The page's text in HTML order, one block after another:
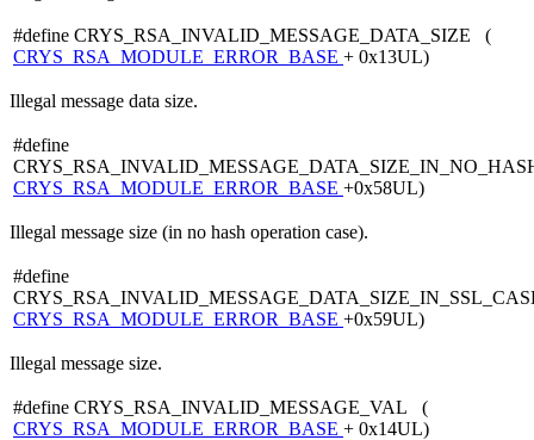
#define CRYS_RSA_INVALID_MESSAGE_DATA_SIZE (
CRYS_RSA_MODULE_ERROR_BASE + 0x13UL)
Illegal message data size.
#define
CRYS_RSA_MODULE_ERROR_BASE +0x58UL)
Illegal message size (in no hash operation case).
#define
CRYS_RSA_MODULE_ERROR_BASE +0x59UL)
Illegal message size.
#define CRYS_RSA_INVALID_MESSAGE_VAL (
CRYS_RSA_MODULE_ERROR_BASE + 0x14UL)